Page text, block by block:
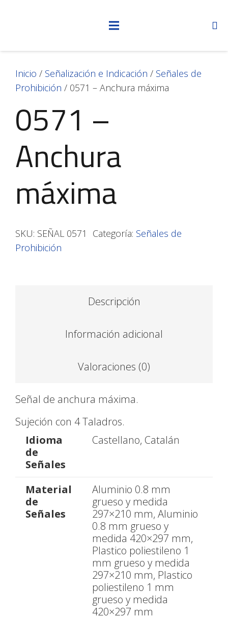
Inicio / Señalización e Indicación / Señales de
Prohibición / 0571 – Anchura máxima
0571 –
Anchura
máxima
SKU: SEÑAL 0571 Categoría: Señales de
Prohibición
Descripción
Información adicional
Valoraciones (0)
Señal de anchura máxima.
Sujeción con 4 Taladros.
Idioma
de
Señales
Castellano, Catalán
Material
de
Señales
Aluminio 0.8 mm
grueso y medida
297×210 mm, Aluminio
0.8 mm grueso y
medida 420×297 mm,
Plastico poliestileno 1
mm grueso y medida
297×210 mm, Plastico
poliestileno 1 mm
grueso y medida
420×297 mm